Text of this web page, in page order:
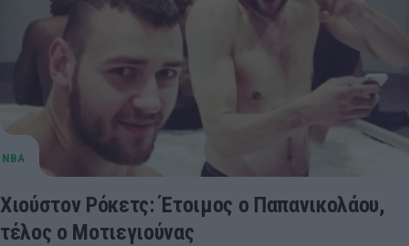
Χιούστον Ρόκετς: Έτοιμος ο Παπανικολάου,
τέλος ο Μοτιεγιούνας